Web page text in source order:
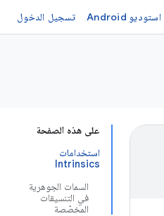
استوديو Android تسجيل الدخول
على هذه الصفحة
استخدامات
Intrinsics
السمات الجوهرية
في التنسيقات
المخصّصة